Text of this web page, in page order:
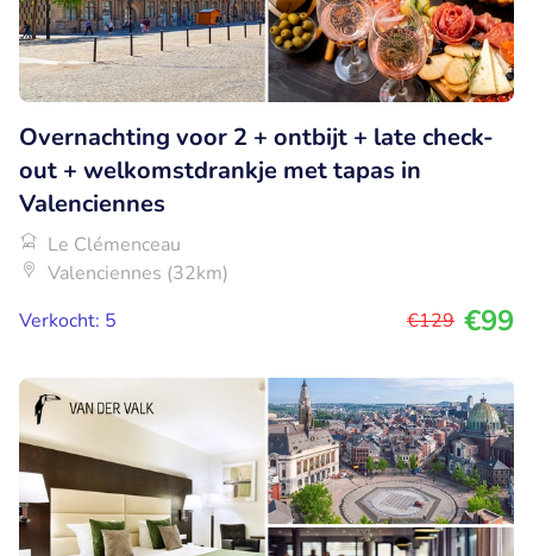
Overnachting voor 2 + ontbijt + late check-
out + welkomstdrankje met tapas in
Valenciennes
Le Clémenceau
Valenciennes (32km)
Verkocht: 5
€129 €99